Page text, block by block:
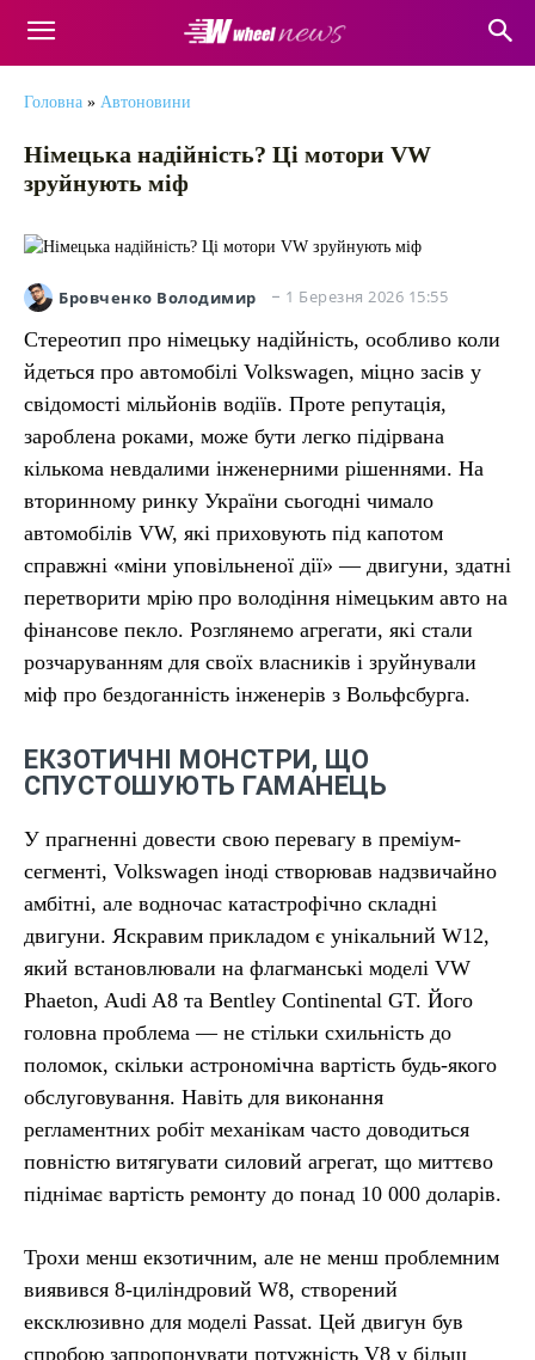
Головна » Автоновини
Німецька надійність? Ці мотори VW
зруйнують міф
Бровченко Володимир 1 Березня 2026 15:55
Стереотип про німецьку надійність, особливо коли
йдеться про автомобілі Volkswagen, міцно засів у
свідомості мільйонів водіїв. Проте репутація,
зароблена роками, може бути легко підірвана
кількома невдалими інженерними рішеннями. На
вторинному ринку України сьогодні чимало
автомобілів VW, які приховують під капотом
справжні «міни уповільненої дії» — двигуни, здатні
перетворити мрію про володіння німецьким авто на
фінансове пекло. Розглянемо агрегати, які стали
розчаруванням для своїх власників і зруйнували
міф про бездоганність інженерів з Вольфсбурга.
ЕКЗОТИЧНІ МОНСТРИ, ЩО
СПУСТОШУЮТЬ ГАМАНЕЦЬ
У прагненні довести свою перевагу в преміум-
сегменті, Volkswagen іноді створював надзвичайно
амбітні, але водночас катастрофічно складні
двигуни. Яскравим прикладом є унікальний W12,
який встановлювали на флагманські моделі VW
Phaeton, Audi A8 та Bentley Continental GT. Його
головна проблема — не стільки схильність до
поломок, скільки астрономічна вартість будь-якого
обслуговування. Навіть для виконання
регламентних робіт механікам часто доводиться
повністю витягувати силовий агрегат, що миттєво
піднімає вартість ремонту до понад 10 000 доларів.
Трохи менш екзотичним, але не менш проблемним
виявився 8-циліндровий W8, створений
ексклюзивно для моделі Passat. Цей двигун був
спробою запропонувати потужність V8 у більш